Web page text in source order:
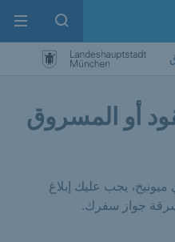
search
أو المسروق
يجب عليك إبلاغ
جواز سفرك.